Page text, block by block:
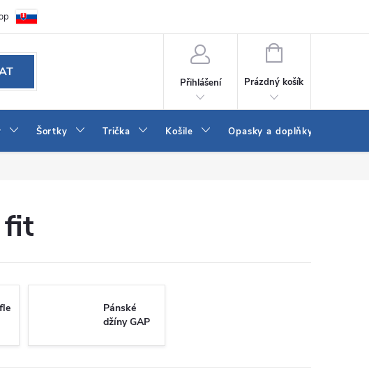
Kontakt
Přihlášení
NÁKUPNÍ
Prázdný košík
Šortky Trička Košile Opasky a doplňky
fit
Pánské
džíny GAP